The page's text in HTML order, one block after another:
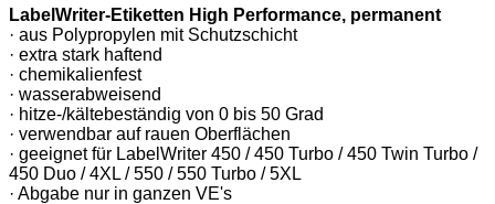
LabelWriter-Etiketten High Performance, permanent
· aus Polypropylen mit Schutzschicht
· extra stark haftend
· chemikalienfest
· wasserabweisend
· hitze-/kältebeständig von 0 bis 50 Grad
· verwendbar auf rauen Oberflächen
· geeignet für LabelWriter 450 / 450 Turbo / 450 Twin Turbo /
450 Duo / 4XL / 550 / 550 Turbo / 5XL
· Abgabe nur in ganzen VE's